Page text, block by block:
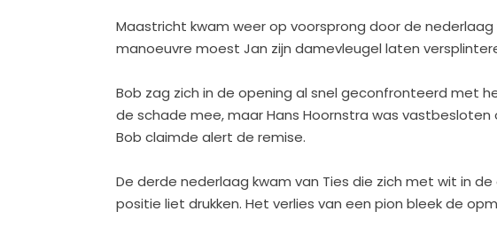
Maastricht kwam weer op voorsprong door de
manoeuvre moest Jan zijn damevleugel laten
Bob zag zich in de opening al snel geconfronteerd met
de schade mee, maar Hans Hoornstra was
Bob claimde alert de remise.
De derde nederlaag kwam van Ties die zich met wit in
positie liet drukken. Het verlies van een pion bleek de